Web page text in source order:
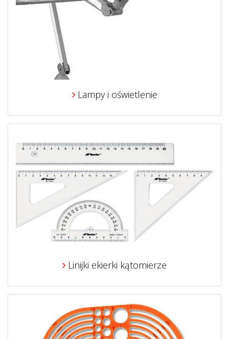
Lampy i oświetlenie
Linijki ekierki kątomierze